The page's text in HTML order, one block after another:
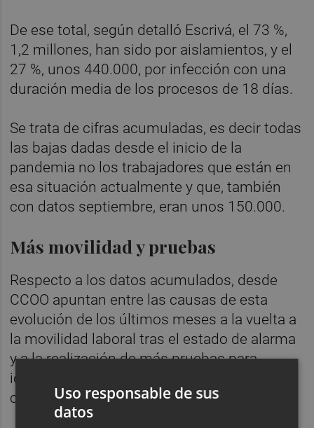
De ese total, según detalló Escrivá, el 73 %,
1,2 millones, han sido por aislamientos, y el
27 %, unos 440.000, por infección con una
duración media de los procesos de 18 días.
Se trata de cifras acumuladas, es decir todas
las bajas dadas desde el inicio de la
pandemia no los trabajadores que están en
esa situación actualmente y que, también
con datos septiembre, eran unos 150.000.
Más movilidad y pruebas
Respecto a los datos acumulados, desde
CCOO apuntan entre las causas de esta
evolución de los últimos meses a la vuelta a
la movilidad laboral tras el estado de alarma
y a la realización de más pruebas para
identificar los casos y las correspondientes
cuarentenas.Uso responsable de sus
datos